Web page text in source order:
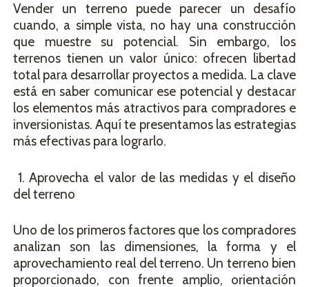
Vender un terreno puede parecer un desafío
cuando, a simple vista, no hay una construcción
que muestre su potencial. Sin embargo, los
terrenos tienen un valor único: ofrecen libertad
total para desarrollar proyectos a medida. La clave
está en saber comunicar ese potencial y destacar
los elementos más atractivos para compradores e
inversionistas. Aquí te presentamos las estrategias
más efectivas para lograrlo.
1. Aprovecha el valor de las medidas y el diseño
del terreno
Uno de los primeros factores que los compradores
analizan son las dimensiones, la forma y el
aprovechamiento real del terreno. Un terreno bien
proporcionado, con frente amplio, orientación